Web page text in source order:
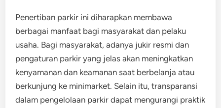
Penertiban parkir ini diharapkan membawa
berbagai manfaat bagi masyarakat dan pelaku
usaha. Bagi masyarakat, adanya jukir resmi dan
pengaturan parkir yang jelas akan meningkatkan
kenyamanan dan keamanan saat berbelanja atau
berkunjung ke minimarket. Selain itu, transparansi
dalam pengelolaan parkir dapat mengurangi praktik